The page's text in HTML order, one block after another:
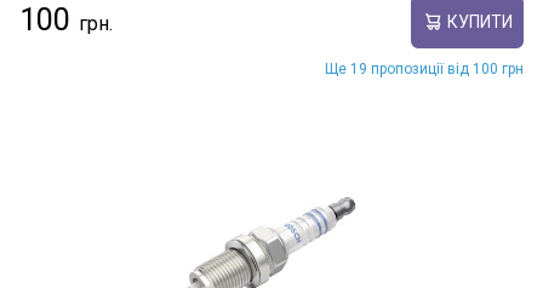
100 КУПИТИ
Ще 19 пропозиції від 100 грн